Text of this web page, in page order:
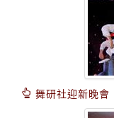
舞研社迎新晚會